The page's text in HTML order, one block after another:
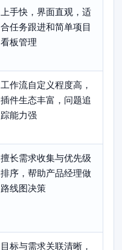
上手快，界面直观，适
合任务跟进和简单项目
看板管理
工作流自定义程度高，
插件生态丰富，问题追
踪能力强
擅长需求收集与优先级
排序，帮助产品经理做
路线图决策
目标与需求关联清晰，